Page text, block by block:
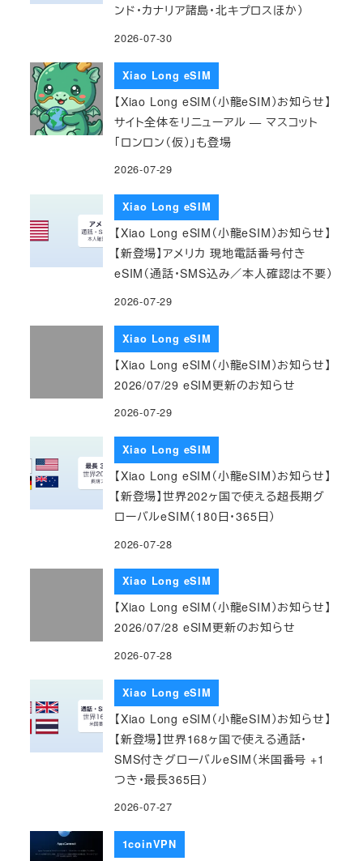
ンド・カナリア諸島・北キプロスほか）
2026-07-30
Xiao Long eSIM
【Xiao Long eSIM（小龍eSIM）お知らせ】
サイト全体をリニューアル — マスコット
「ロンロン（仮）」も登場
2026-07-29
Xiao Long eSIM
【Xiao Long eSIM（小龍eSIM）お知らせ】
【新登場】アメリカ 現地電話番号付き
eSIM（通話・SMS込み／本人確認は不要）
2026-07-29
Xiao Long eSIM
【Xiao Long eSIM（小龍eSIM）お知らせ】
2026/07/29 eSIM更新のお知らせ
2026-07-29
Xiao Long eSIM
【Xiao Long eSIM（小龍eSIM）お知らせ】
【新登場】世界202ヶ国で使える超長期グ
ローバルeSIM（180日・365日）
2026-07-28
Xiao Long eSIM
【Xiao Long eSIM（小龍eSIM）お知らせ】
2026/07/28 eSIM更新のお知らせ
2026-07-28
Xiao Long eSIM
【Xiao Long eSIM（小龍eSIM）お知らせ】
【新登場】世界168ヶ国で使える通話・
SMS付きグローバルeSIM（米国番号 +1
つき・最長365日）
2026-07-27
1coinVPN